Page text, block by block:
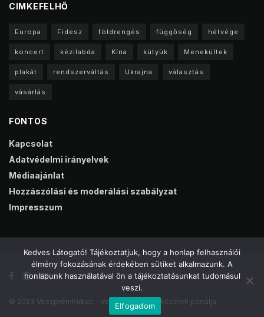
CIMKEFELHŐ
Europa Fidesz földrengés függőség hétvége
koncert kézilabda Kína kütyük Menekültek
plakát rendszerváltás Ukrajna választás
vásárlás
FONTOS
Kapcsolat
Adatvédelmi irányelvek
Médiaajánlat
Hozzászólási és moderálási szabályzat
Impresszum
© 2023 VeszprémKukac - Veszprém online közéleti portálja
Kedves Látogató! Tájékoztatjuk, hogy a honlap felhasználói
élmény fokozásának érdekében sütiket alkalmazunk. A
honlapunk használatával ön a tájékoztatásunkat tudomásul
veszi.
Elfogadom